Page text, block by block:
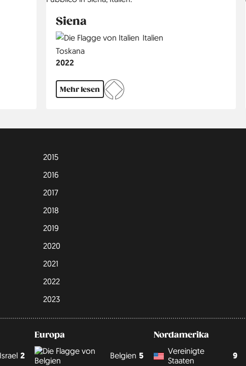
Siena
Country
Italien
Region
Toskana
Jahr
2022
Mehr lesen
2015
2016
2017
2018
2019
2020
2021
2022
2023
Israel 2
Europa
Belgien 5
Nordamerika
Vereinigte
Staaten
9